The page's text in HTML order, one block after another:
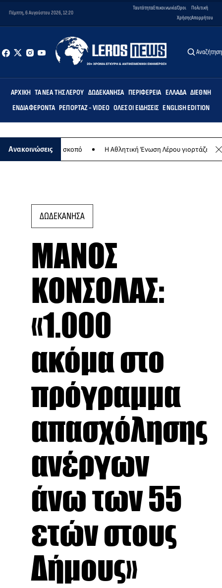
Πέμπτη, 6 Αυγούστου 2026, 12:20
ΤαυτότηταΕπικοινωνίαΌροι
Χρήσης
Πολιτική
Απορρήτου
Αναζήτηση
ΑΡΧΙΚΉ ΤΑ ΝΈΑ ΤΗΣ ΛΈΡΟΥ ΔΩΔΕΚΆΝΗΣΑ ΠΕΡΙΦΈΡΕΙΑ ΕΛΛΆΔΑ ΔΙΕΘΝΉ
ΕΝΔΙΑΦΈΡΟΝΤΑ ΡΕΠΟΡΤΆΖ - VIDEO ΌΛΕΣ ΟΙ ΕΙΔΉΣΕΙΣ ENGLISH EDITION
Ανακοινώσεις
φιλανθρωπικό σκοπό Η Αθλητική Ένωση Λέρου γιορτάζει 30
ΔΩΔΕΚΑΝΗΣΑ
ΜΑΝΟΣ
ΚΟΝΣΟΛΑΣ:
«1.000
ακόμα στο
πρόγραμμα
απασχόλησης
ανέργων
άνω των 55
ετών στους
Δήμους»